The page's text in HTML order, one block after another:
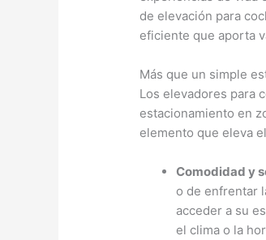
de elevación para
eficiente que aporta
Más que un simple
Los elevadores para
estacionamiento en
elemento que eleva
Comodidad y
o de enfrentar
acceder a su
el clima o la